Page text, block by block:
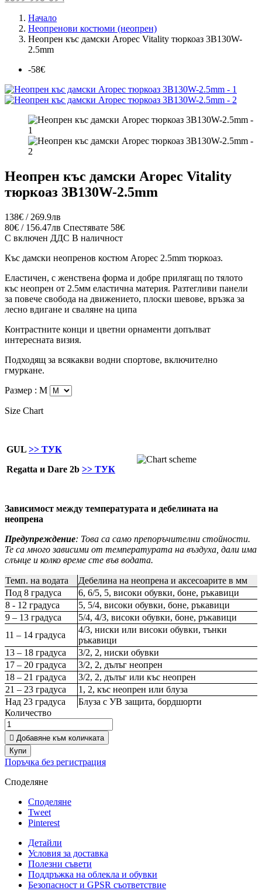
Начало
Неопренови костюми (неопрен)
Неопрен къс дамски Aropec Vitality тюркоаз 3B130W-
2.5mm
-58€
Неопрен къс дамски Aropec Vitality
тюркоаз 3B130W-2.5mm
138€ / 269.9лв
80€ / 156.47лв Спестявате 58€
С включен ДДС В наличност
Къс дамски неопренов костюм Aropec 2.5mm тюркоаз.
Еластичен, с женствена форма и добре прилягащ по тялото
къс неопрен от 2.5мм еластична материя. Разтегливи панели
за повече свобода на движението, плоски шевове, връзка за
лесно вдигане и сваляне на ципа
Контрастните конци и цветни орнаменти допълват
интересната визия.
Подходящ за всякакви водни спортове, включително
гмуркане.
Размер : М
Size Chart
GUL >> ТУК
Regatta и Dare 2b >> ТУК
Зависимост между температурата и дебелината на
неопрена
Предупреждение: Това са само препоръчителни стойности.
Те са много зависими от температурата на въздуха, дали има
слънце и колко време сте във водата.
Темп. на водата
Дебелина на неопрена и аксесоарите в мм
Под 8 градуса
6, 6/5, 5, високи обувки, боне, ръкавици
8 - 12 градуса
5, 5/4, високи обувки, боне, ръкавици
9 – 13 градуса
5/4, 4/3, високи обувки, боне, ръкавици
11 – 14 градуса
4/3, ниски или високи обувки, тънки
ръкавици
13 – 18 градуса
3/2, 2, ниски обувки
17 – 20 градуса
3/2, 2, дълъг неопрен
18 – 21 градуса
3/2, 2, дълъг или къс неопрен
21 – 23 градуса
1, 2, къс неопрен или блуза
Над 23 градуса
Блуза с УВ защита, бордшорти
Количество
 Добавяне към количката
Купи
Поръчка без регистрация
Споделяне
Споделяне
Tweet
Pinterest
Детайли
Условия за доставка
Полезни съвети
Поддръжка на облекла и обувки
Безопасност и GPSR съответствие